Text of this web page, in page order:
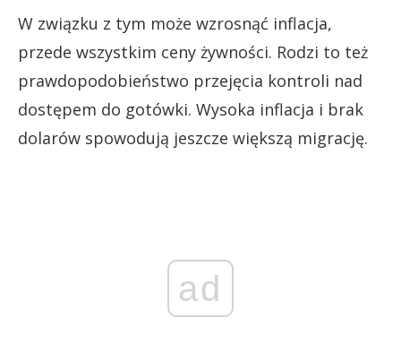
W związku z tym może wzrosnąć inflacja,
przede wszystkim ceny żywności. Rodzi to też
prawdopodobieństwo przejęcia kontroli nad
dostępem do gotówki. Wysoka inflacja i brak
dolarów spowodują jeszcze większą migrację.
ad